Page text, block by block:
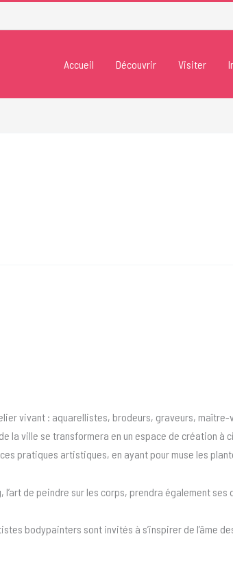
Accueil Découvrir Visiter
vivant : aquarellistes, brodeurs, graveurs,
ville se transformera en un espace de création à
pratiques artistiques, en ayant pour muse les
de peindre sur les corps, prendra également
bodypainters sont invités à s’inspirer de l’âme